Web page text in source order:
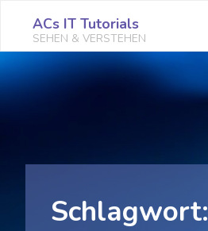
springen
ACs IT Tutorials
SEHEN & VERSTEHEN
Schlagwort: